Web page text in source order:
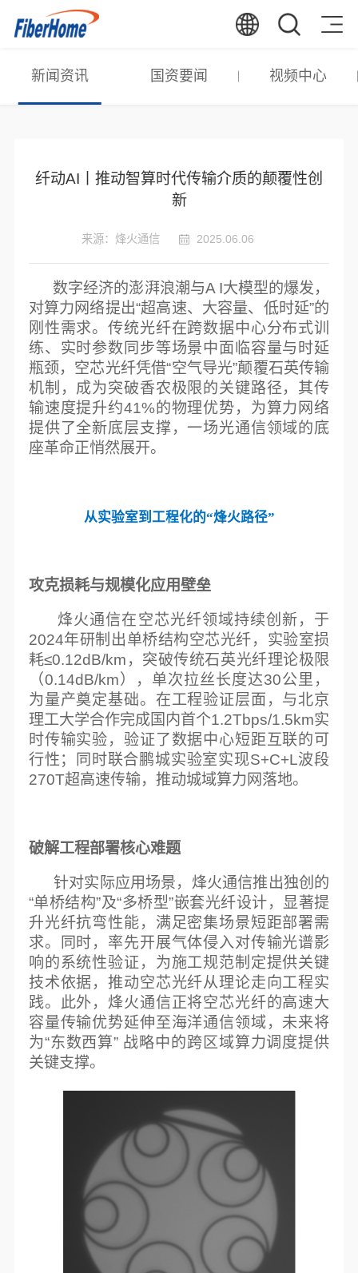
新闻资讯 国资要闻 视频中心
纤动AI丨推动智算时代传输介质的颠覆性创
新
来源：烽火通信 2025.06.06
数字经济的澎湃浪潮与A I大模型的爆发，
对算力网络提出“超高速、大容量、低时延”的
刚性需求。传统光纤在跨数据中心分布式训
练、实时参数同步等场景中面临容量与时延
瓶颈，空芯光纤凭借“空气导光”颠覆石英传输
机制，成为突破香农极限的关键路径，其传
输速度提升约41%的物理优势，为算力网络
提供了全新底层支撑，一场光通信领域的底
座革命正悄然展开。
从实验室到工程化的“烽火路径”
攻克损耗与规模化应用壁垒
烽火通信在空芯光纤领域持续创新，于
2024年研制出单桥结构空芯光纤，实验室损
耗≤0.12dB/km，突破传统石英光纤理论极限
（0.14dB/km），单次拉丝长度达30公里，
为量产奠定基础。在工程验证层面，与北京
理工大学合作完成国内首个1.2Tbps/1.5km实
时传输实验，验证了数据中心短距互联的可
行性；同时联合鹏城实验室实现S+C+L波段
270T超高速传输，推动城域算力网落地。
破解工程部署核心难题
针对实际应用场景，烽火通信推出独创的
“单桥结构”及“多桥型”嵌套光纤设计，显著提
升光纤抗弯性能，满足密集场景短距部署需
求。同时，率先开展气体侵入对传输光谱影
响的系统性验证，为施工规范制定提供关键
技术依据，推动空芯光纤从理论走向工程实
践。此外，烽火通信正将空芯光纤的高速大
容量传输优势延伸至海洋通信领域，未来将
为“东数西算” 战略中的跨区域算力调度提供
关键支撑。